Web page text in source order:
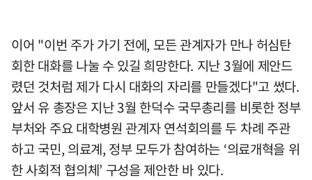
이어 "이번 주가 가기 전에, 모든 관계자가 만나 허심탄
회한 대화를 나눌 수 있길 희망한다. 지난 3월에 제안드
렸던 것처럼 제가 다시 대화의 자리를 만들겠다"고 썼다.
앞서 유 총장은 지난 3월 한덕수 국무총리를 비롯한 정부
부처와 주요 대학병원 관계자 연석회의를 두 차례 주관
하고 국민, 의료계, 정부 모두가 참여하는 ‘의료개혁을 위
한 사회적 협의체’ 구성을 제안한 바 있다.